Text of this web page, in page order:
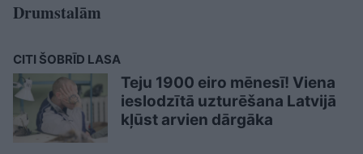
Drumstalām
CITI ŠOBRĪD LASA
Teju 1900 eiro mēnesī! Viena
ieslodzītā uzturēšana Latvijā
kļūst arvien dārgāka